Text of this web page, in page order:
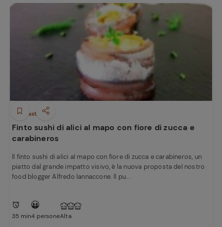
Antipasti
Finto sushi di alici al mapo con fiore di zucca e
carabineros
Il finto sushi di alici al mapo con fiore di zucca e carabineros, un
piatto dal grande impatto visivo, è la nuova proposta del nostro
food blogger Alfredo Iannaccone. Il pu...
35 min4 personeAlta